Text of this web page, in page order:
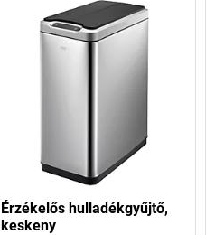
Érzékelős hulladékgyűjtő,
keskeny